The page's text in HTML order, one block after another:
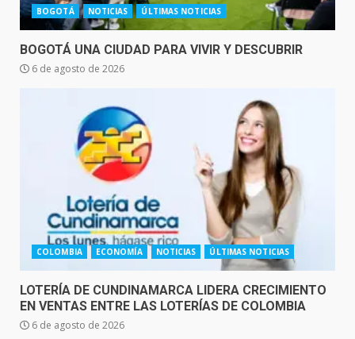
BOGOTÁ NOTICIAS ÚLTIMAS NOTICIAS
BOGOTÁ UNA CIUDAD PARA VIVIR Y DESCUBRIR
6 de agosto de 2026
COLOMBIA ECONOMÍA NOTICIAS ÚLTIMAS NOTICIAS
LOTERÍA DE CUNDINAMARCA LIDERA CRECIMIENTO
EN VENTAS ENTRE LAS LOTERÍAS DE COLOMBIA
6 de agosto de 2026